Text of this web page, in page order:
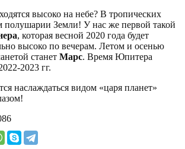
высоко на небе? В тропических
полушарии Земли! У нас же первой такой
, которая весной 2020 года будет
высоко по вечерам. Летом и осенью
станет Марс. Время Юпитера
2023 гг.
наслаждаться видом «царя планет»